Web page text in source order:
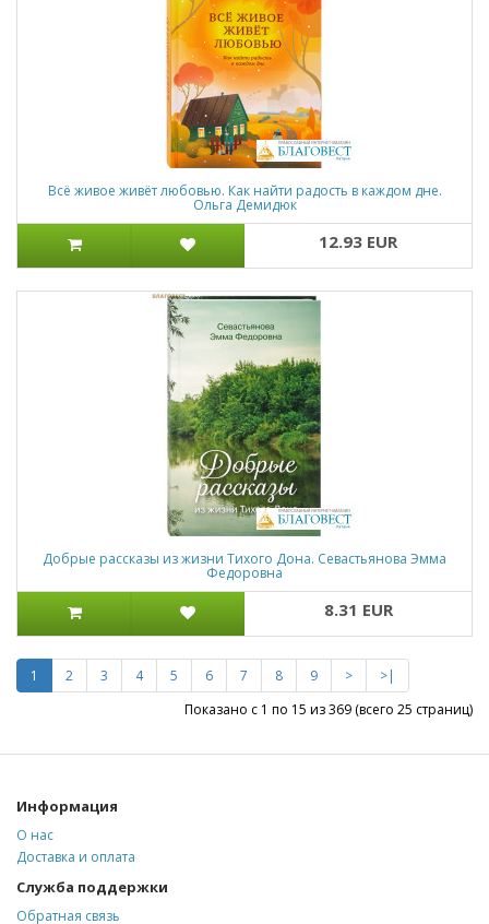
Всё живое живёт любовью. Как найти радость в каждом дне.
Ольга Демидюк
12.93 EUR
Добрые рассказы из жизни Тихого Дона. Севастьянова Эмма
Федоровна
8.31 EUR
1 2 3 4 5 6 7 8 9 >
>|
Показано с 1 по 15 из 369 (всего 25 страниц)
Информация
О нас
Доставка и оплата
Служба поддержки
Обратная связь